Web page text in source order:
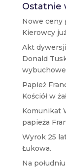
Ostatnie
Nowe ceny
Kierowcy
Akt
Donald
Papież
Kościół w
Komunikat
papieża
Wyrok 25
Łukowa.
Na